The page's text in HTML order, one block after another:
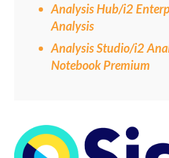
Analysis Hub/i2
Analysis
Analysis Studio/i2
Notebook Premium